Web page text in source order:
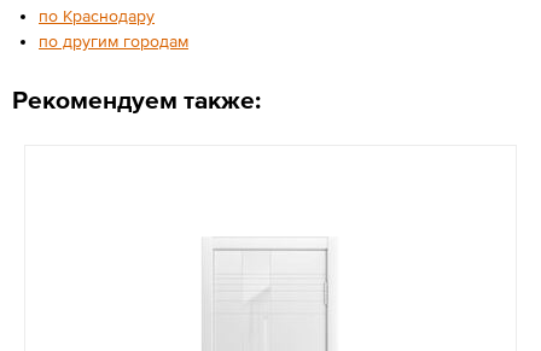
по Краснодару
по другим городам
Рекомендуем также: